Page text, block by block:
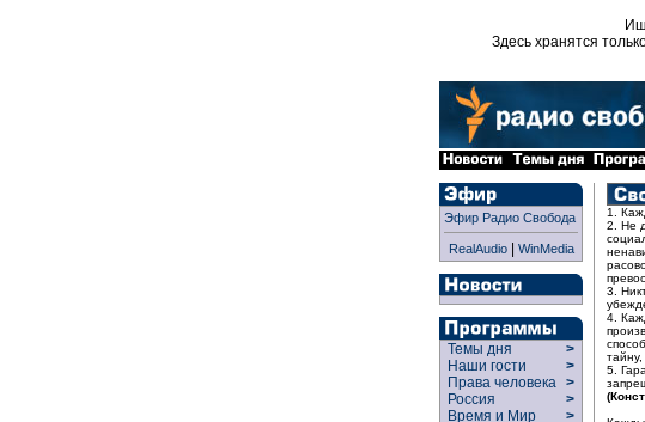
Здесь хранятся
Эфир Радио Свобода
RealAudio| WinMedia
Темы дня
>
Наши гости
>
Права человека >
Россия
>
Время и Мир
>
1.
2. Не
3.
4.
5.